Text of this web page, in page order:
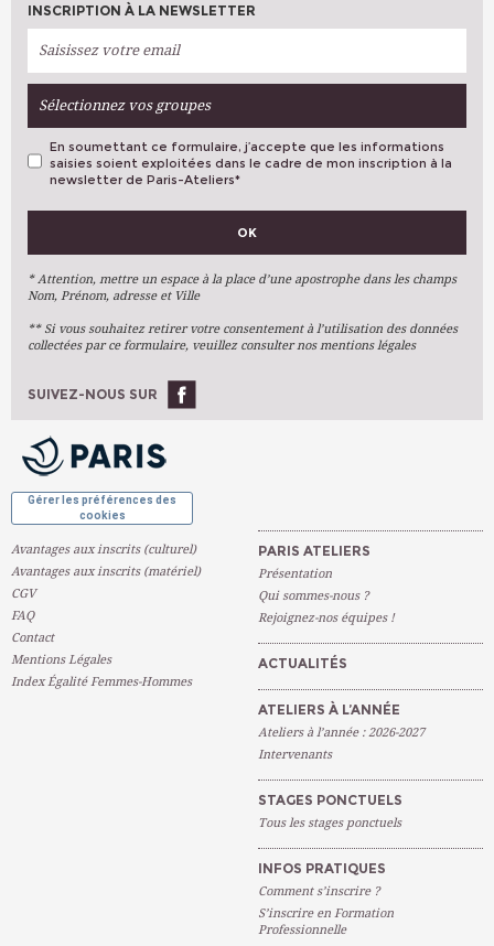
INSCRIPTION À LA NEWSLETTER
Sélectionnez vos groupes
VOS PRÉFÉRENCES
Arts Plastiques
Arts Du Texte
Arts Numériques
Ateliers À L'année
En soumettant ce formulaire, j’accepte que les informations
saisies soient exploitées dans le cadre de mon inscription à la
newsletter de Paris-Ateliers*
OK
* Attention, mettre un espace à la place d’une apostrophe dans les champs
Nom, Prénom, adresse et Ville
** Si vous souhaitez retirer votre consentement à l’utilisation des données
collectées par ce formulaire, veuillez consulter nos mentions légales
SUIVEZ-NOUS SUR
Gérer les préférences des
cookies
Avantages aux inscrits (culturel)
Avantages aux inscrits (matériel)
CGV
FAQ
Contact
Mentions Légales
Index Égalité Femmes-Hommes
PARIS ATELIERS
Présentation
Qui sommes-nous ?
Rejoignez-nos équipes !
ACTUALITÉS
ATELIERS À L’ANNÉE
Ateliers à l’année : 2026-2027
Intervenants
STAGES PONCTUELS
Tous les stages ponctuels
INFOS PRATIQUES
Comment s’inscrire ?
S’inscrire en Formation
Professionnelle